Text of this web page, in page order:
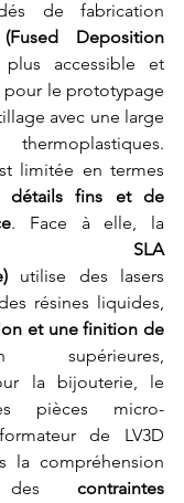
de fabrication
Deposition
accessible et
pour le prototypage
avec une large
limitée en termes
détails fins et de
. Face à elle, la
SLA
utilise des lasers
résines liquides,
et une finition de
la bijouterie, le
pièces micro-
de LV3D
la compréhension
des contraintes